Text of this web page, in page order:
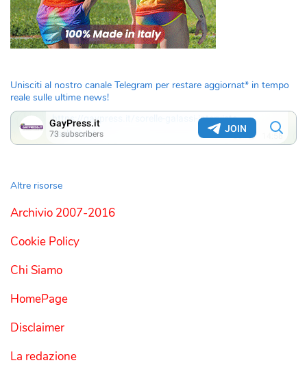
Unisciti al nostro canale Telegram per restare aggiornat* in tempo
reale sulle ultime news!
Altre risorse
Archivio 2007-2016
Cookie Policy
Chi Siamo
HomePage
Disclaimer
La redazione